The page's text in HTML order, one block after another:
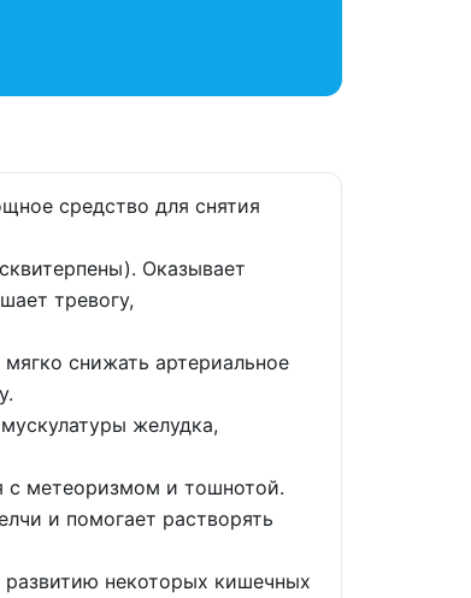
средство для снятия
Оказывает
тревогу,
снижать артериальное
желудка,
с метеоризмом и тошнотой.
и помогает растворять
развитию некоторых кишечных